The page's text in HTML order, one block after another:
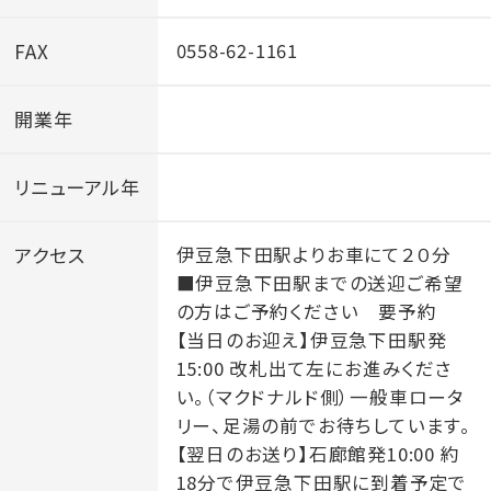
FAX 0558-62-1161
開業年
リニューアル年
アクセス
伊豆急下田駅よりお車にて２０分
■伊豆急下田駅までの送迎ご希望
の方はご予約ください 要予約
【当日のお迎え】伊豆急下田駅発
15:00 改札出て左にお進みくださ
い。（マクドナルド側）一般車ロータ
リー、足湯の前でお待ちしています。
【翌日のお送り】石廊館発10:00 約
18分で伊豆急下田駅に到着予定で